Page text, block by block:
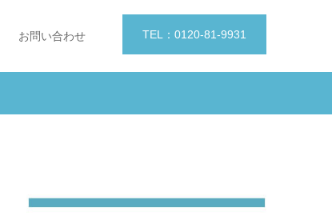
TEL：0120-81-9931
お問い合わせ